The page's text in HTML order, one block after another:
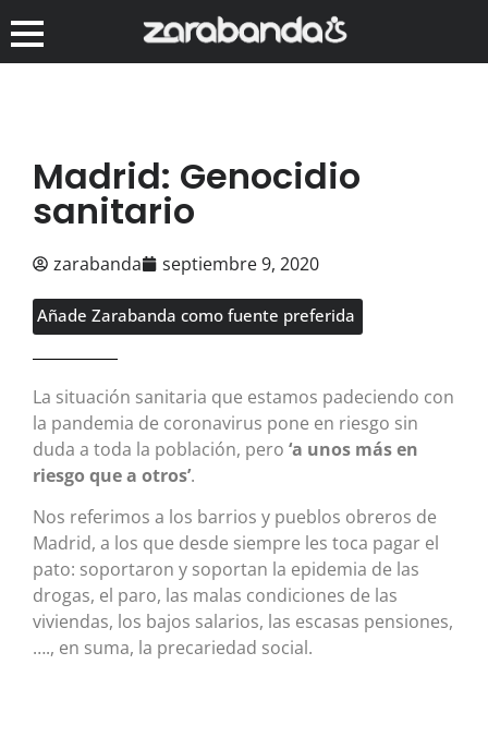
Madrid: Genocidio
sanitario
zarabanda septiembre 9, 2020
Añade Zarabanda como fuente preferida
La situación sanitaria que estamos padeciendo con
la pandemia de coronavirus pone en riesgo sin
duda a toda la población, pero ‘a unos más en
riesgo que a otros’.
Nos referimos a los barrios y pueblos obreros de
Madrid, a los que desde siempre les toca pagar el
pato: soportaron y soportan la epidemia de las
drogas, el paro, las malas condiciones de las
viviendas, los bajos salarios, las escasas pensiones,
…., en suma, la precariedad social.